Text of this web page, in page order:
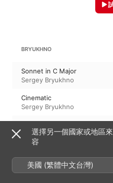
BRYUKHNO
Sonnet in C Major
Sergey Bryukhno
Cinematic
Sergey Bryukhno
Sergey Bryukhno
Sergey Bryukhno
選擇另一個國家或地區
容
美國 (繁體中文台灣)